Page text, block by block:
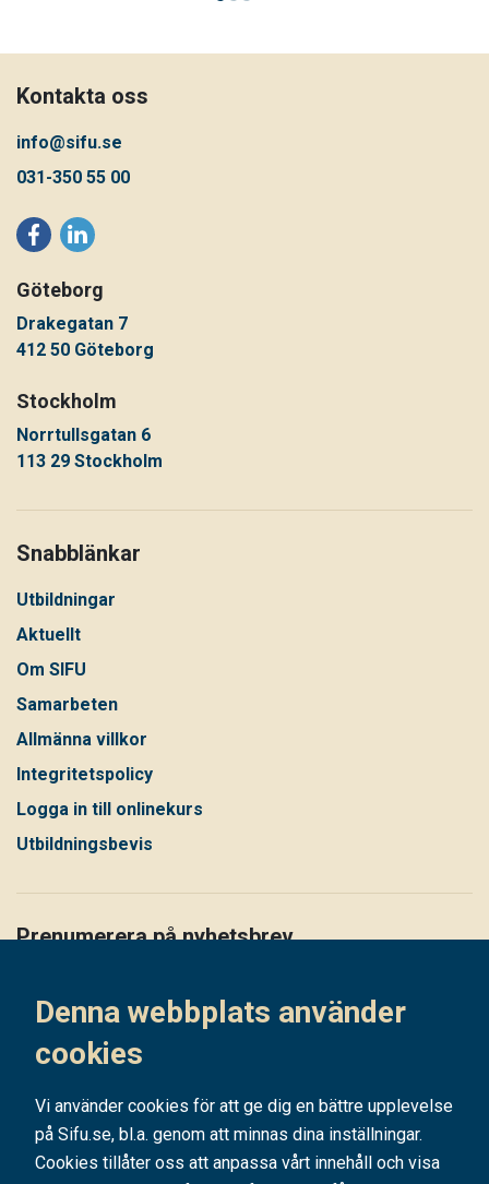
Denna webbplats använder
cookies
Vi använder cookies för att ge dig en bättre upplevelse
på Sifu.se, bl.a. genom att minnas dina inställningar.
Cookies tillåter oss att anpassa vårt innehåll och visa
Kontakta oss
info@sifu.se
031-350 55 00
Göteborg
Drakegatan 7
412 50 Göteborg
Stockholm
Norrtullsgatan 6
113 29 Stockholm
Snabblänkar
Utbildningar
Aktuellt
Om SIFU
Samarbeten
Allmänna villkor
Integritetspolicy
Logga in till onlinekurs
Utbildningsbevis
Prenumerera på nyhetsbrev
Prenumerera